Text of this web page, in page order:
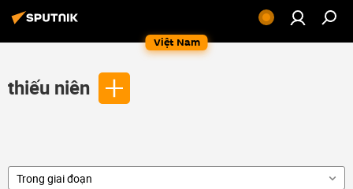
Việt Nam
thiếu niên
Trong giai đoạn